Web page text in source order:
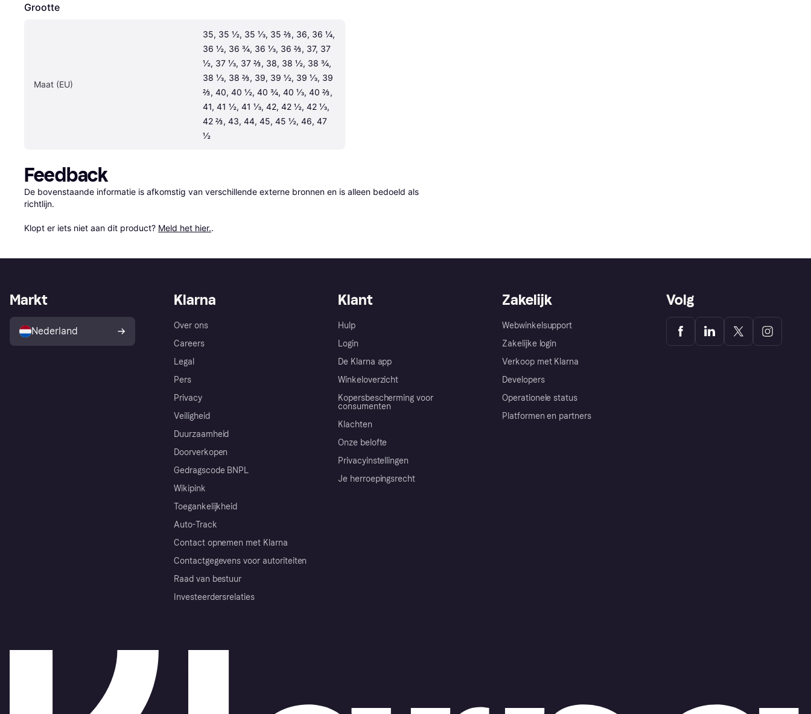
Grootte
Maat (EU)
35, 35 ½, 35 ⅓, 35 ⅔, 36, 36 ¼,
36 ½, 36 ¾, 36 ⅓, 36 ⅔, 37, 37
½, 37 ⅓, 37 ⅔, 38, 38 ½, 38 ¾,
38 ⅓, 38 ⅔, 39, 39 ½, 39 ⅓, 39
⅔, 40, 40 ½, 40 ¾, 40 ⅓, 40 ⅔,
41, 41 ½, 41 ⅓, 42, 42 ½, 42 ⅓,
42 ⅔, 43, 44, 45, 45 ½, 46, 47
½
Feedback
De bovenstaande informatie is afkomstig van verschillende externe bronnen en is alleen bedoeld als
richtlijn.
Klopt er iets niet aan dit product? Meld het hier..
Klarna
Over ons
Careers
Legal
Pers
Privacy
Veiligheid
Duurzaamheid
Doorverkopen
Gedragscode BNPL
Wikipink
Toegankelijkheid
Auto-Track
Contact opnemen met Klarna
Contactgegevens voor autoriteiten
Raad van bestuur
Investeerdersrelaties
Klant
Hulp
Login
De Klarna app
Winkeloverzicht
Kopersbescherming voor
consumenten
Klachten
Onze belofte
Privacyinstellingen
Je herroepingsrecht
Zakelijk
Webwinkelsupport
Zakelijke login
Verkoop met Klarna
Developers
Operationele status
Platformen en partners
Markt
Nederland
Volg